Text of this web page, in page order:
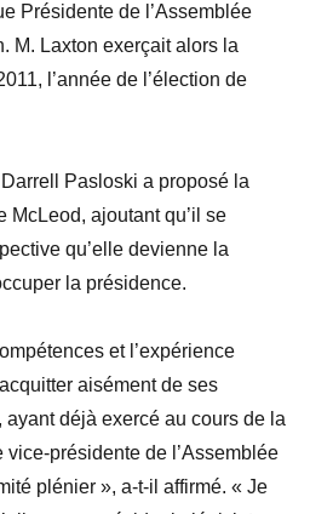
Présidente de l’Assemblée
M. Laxton exerçait alors la
l’année de l’élection de
Darrell Pasloski a proposé la
McLeod, ajoutant qu’il se
qu’elle devienne la
la présidence.
et l’expérience
aisément de ses
déjà exercé au cours de la
vice-présidente de l’Assemblée
plénier », a-t-il affirmé. « Je